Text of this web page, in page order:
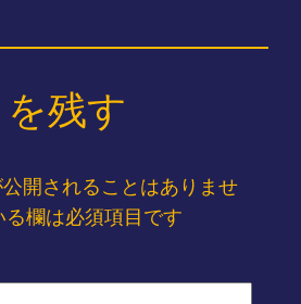
残す
開されることはありませ
る欄は必須項目です